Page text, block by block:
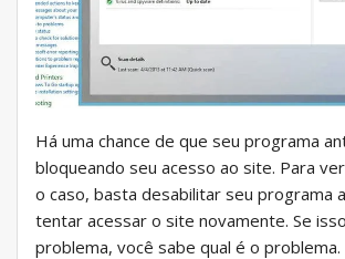
Há uma chance de que seu programa
bloqueando seu acesso ao site. Para
o caso, basta desabilitar seu programa
tentar acessar o site novamente. Se
problema, você sabe qual é o problema.